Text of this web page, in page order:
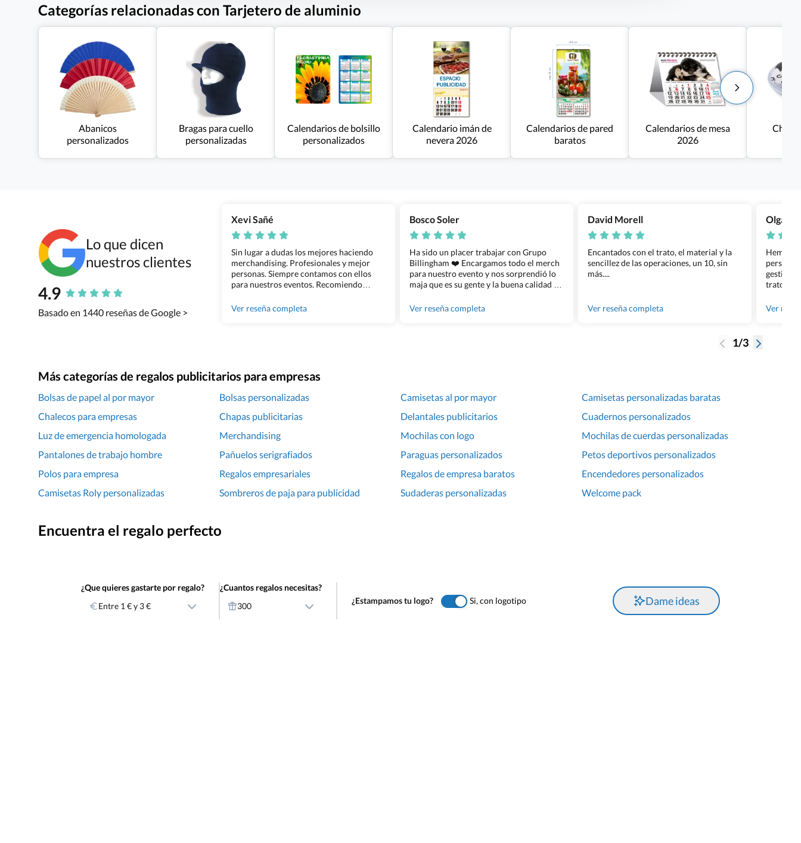
Categorías relacionadas con Tarjetero de aluminio
Abanicos
personalizados
Bragas para cuello
personalizadas
Calendarios de bolsillo
personalizados
Calendario imán de
nevera 2026
Calendarios de pared
baratos
Calendarios de mesa
2026
Lo que dicen
nuestros clientes
4.9
Basado en 1440 reseñas de Google >
Xevi Sañé
Sin lugar a dudas los mejores haciendo
merchandising. Profesionales y mejor
personas. Siempre contamos con ellos
para nuestros eventos. Recomiendo
Ver reseña completa
Bosco Soler
Ha sido un placer trabajar con Grupo
Billingham ❤️ Encargamos todo el merch
para nuestro evento y nos sorprendió lo
maja que es su gente y la buena calidad de
100% recomendado!!
Ver reseña completa
David Morell
Encantados con el trato, el material y la
sencillez de las operaciones, un 10, sin
más....
Ver reseña completa
Olga
Hemos
gestión
trato
gente
Ver
1/3
Más categorías de regalos publicitarios para empresas
Bolsas de papel al por mayor Bolsas personalizadas Camisetas al por mayor
Camisetas personalizadas baratas
Chalecos para empresas
Chapas publicitarias Delantales publicitarios
Cuadernos personalizados
Luz de emergencia homologada
Merchandising Mochilas con logo
Mochilas de cuerdas personalizadas
Pantalones de trabajo hombre
Pañuelos serigrafiados Paraguas personalizados
Petos deportivos personalizados
Polos para empresa
Regalos empresariales Regalos de empresa baratos
Encendedores personalizados
Camisetas Roly personalizadas
Sombreros de paja para publicidad Sudaderas personalizadas Welcome pack
Encuentra el regalo perfecto
¿Que quieres gastarte por regalo?
Entre 1 € y 3 €
¿Cuantos regalos necesitas?
300
¿Estampamos tu logo? Si, con logotipo Dame ideas